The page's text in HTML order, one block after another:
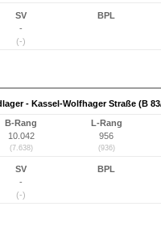
SV
-
(-)
BPL
- Kassel-Wolfhager Straße (B
B-Rang
10.042
(7.638)
L-Rang
956
(936)
SV
-
(-)
BPL